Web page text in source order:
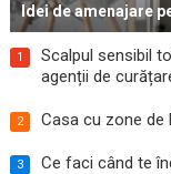
Idei de amenajare
1
Scalpul sensibil
agenții de
2 Casa cu zone de
3 Ce faci când te